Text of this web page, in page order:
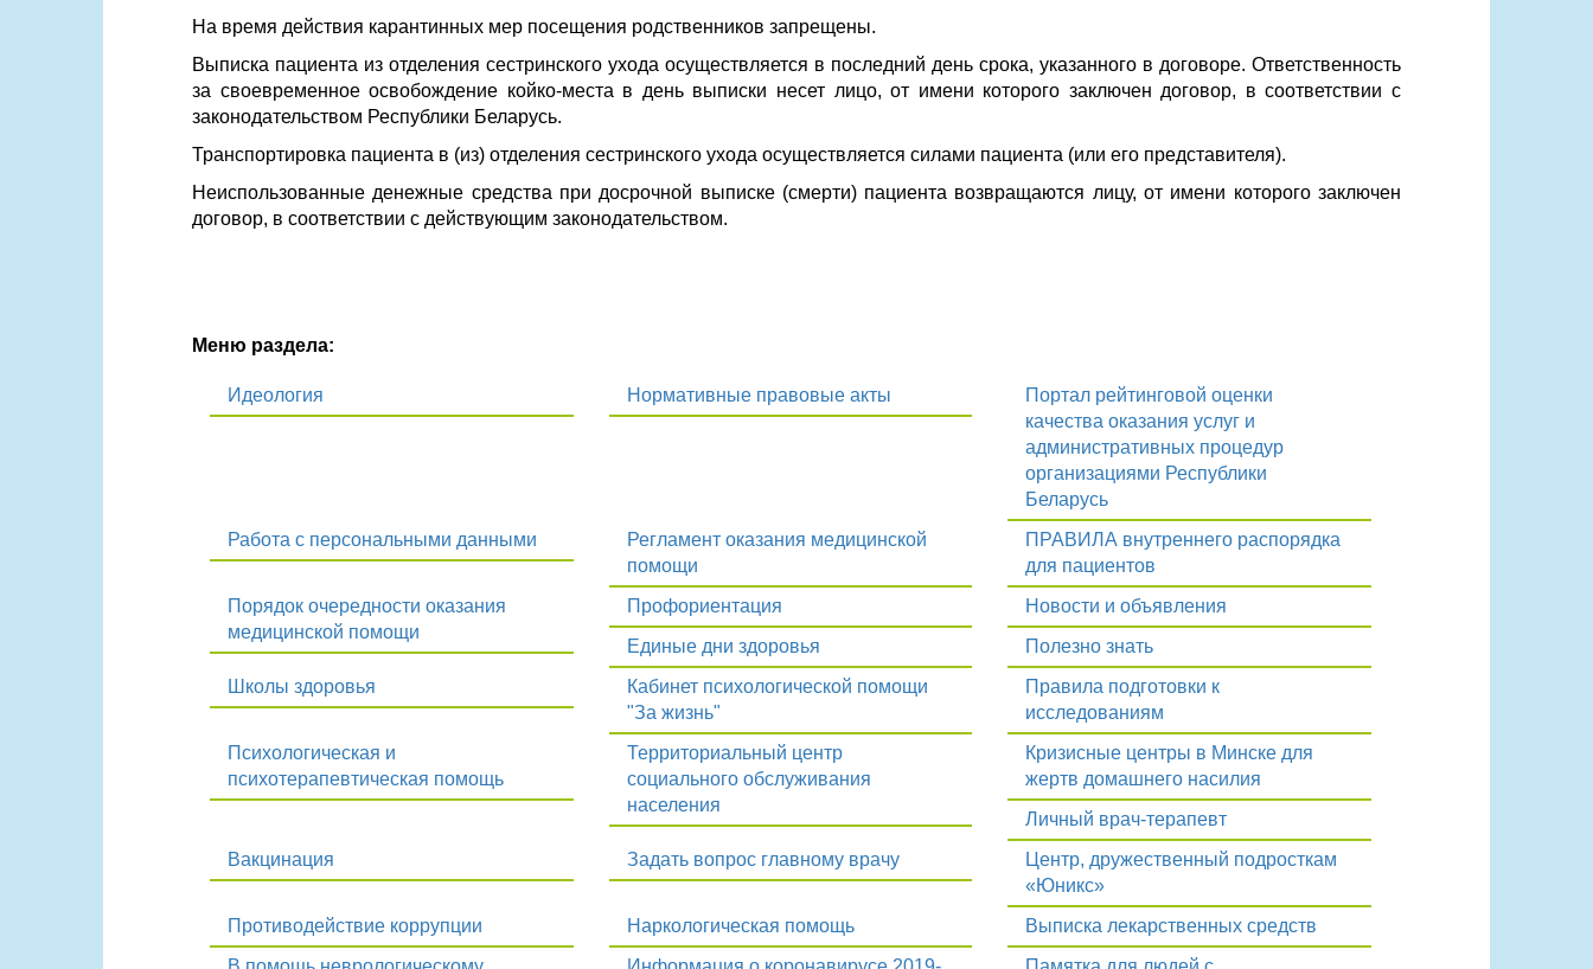
На время действия карантинных мер посещения родственников запрещены.
Выписка пациента из отделения сестринского ухода осуществляется в последний день срока, указанного в договоре. Ответственность
за своевременное освобождение койко-места в день выписки несет лицо, от имени которого заключен договор, в соответствии с
законодательством Республики Беларусь.
Транспортировка пациента в (из) отделения сестринского ухода осуществляется силами пациента (или его представителя).
Неиспользованные денежные средства при досрочной выписке (смерти) пациента возвращаются лицу, от имени которого заключен
договор, в соответствии с действующим законодательством.
Меню раздела:
Идеология Нормативные правовые акты
Портал рейтинговой оценки
качества оказания услуг и
административных процедур
организациями Республики
Беларусь
Работа с персональными данными
Регламент оказания медицинской
помощи
ПРАВИЛА внутреннего распорядка
для пациентов
Порядок очередности оказания
медицинской помощи
Профориентация
Новости и объявления
Единые дни здоровья
Полезно знать
Школы здоровья
Кабинет психологической помощи
"За жизнь"
Правила подготовки к
исследованиям
Психологическая и
психотерапевтическая помощь
Территориальный центр
социального обслуживания
населения
Кризисные центры в Минске для
жертв домашнего насилия
Личный врач-терапевт
Вакцинация
Задать вопрос главному врачу
Центр, дружественный подросткам
«Юникс»
Противодействие коррупции
Наркологическая помощь
Выписка лекарственных средств